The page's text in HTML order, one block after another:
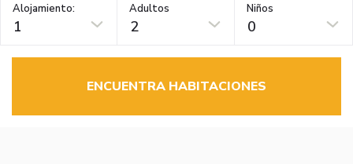
Alojamiento:
1
Adultos
2
Niños
0
ENCUENTRA HABITACIONES